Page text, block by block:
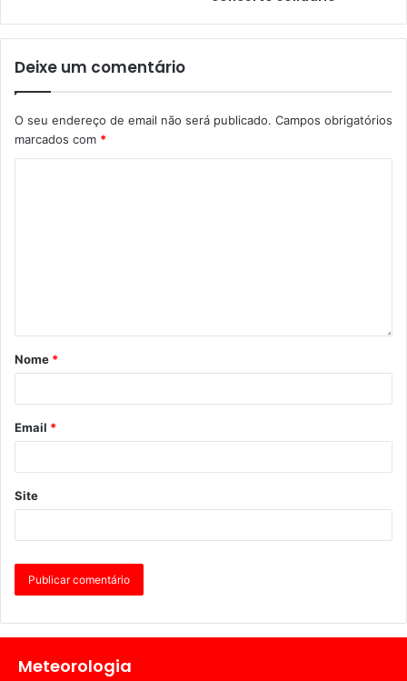
Deixe um comentário
O seu endereço de email não será publicado. Campos obrigatórios
marcados com *
Nome *
Email *
Site
Meteorologia